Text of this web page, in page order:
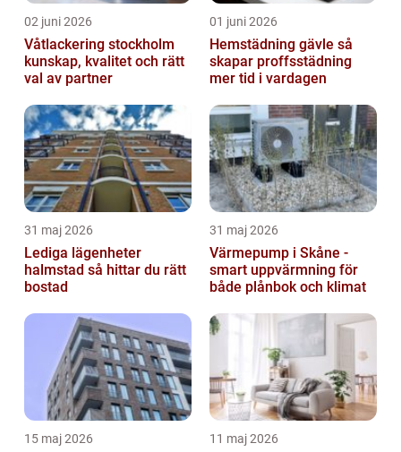
02 juni 2026
Våtlackering stockholm
kunskap, kvalitet och rätt
val av partner
01 juni 2026
Hemstädning gävle så
skapar proffsstädning
mer tid i vardagen
31 maj 2026
Lediga lägenheter
halmstad så hittar du rätt
bostad
31 maj 2026
Värmepump i Skåne -
smart uppvärmning för
både plånbok och klimat
15 maj 2026 11 maj 2026